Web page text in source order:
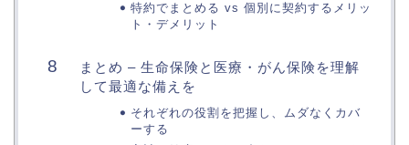
特約でまとめる vs 個別に契約するメリッ
ト・デメリット
まとめ – 生命保険と医療・がん保険を理解
して最適な備えを
それぞれの役割を把握し、ムダなくカバ
ーする